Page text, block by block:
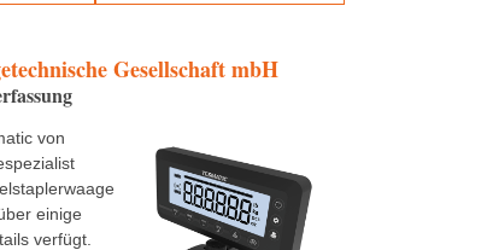
Gesellschaft mbH
von
einige
verfügt.